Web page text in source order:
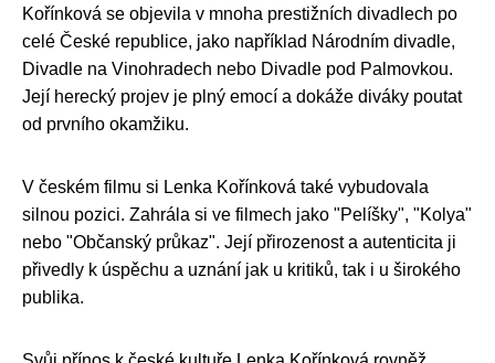
Kořínková se objevila v mnoha prestižních divadlech po
celé České republice, jako například Národním divadle,
Divadle na Vinohradech nebo Divadle pod Palmovkou.
Její herecký projev je plný emocí a dokáže diváky poutat
od prvního okamžiku.
V českém filmu si Lenka Kořínková také vybudovala
silnou pozici. Zahrála si ve filmech jako "Pelíšky", "Kolya"
nebo "Občanský průkaz". Její přirozenost a autenticita ji
přivedly k úspěchu a uznání jak u kritiků, tak i u širokého
publika.